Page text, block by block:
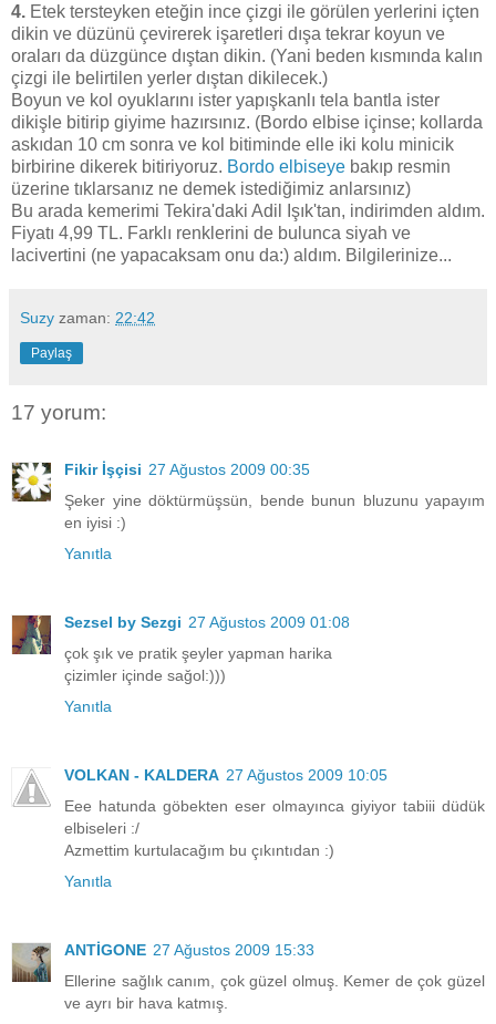
4. Etek tersteyken eteğin ince çizgi ile görülen yerlerini içten
dikin ve düzünü çevirerek işaretleri dışa tekrar koyun ve
oraları da düzgünce dıştan dikin. (Yani beden kısmında kalın
çizgi ile belirtilen yerler dıştan dikilecek.)
Boyun ve kol oyuklarını ister yapışkanlı tela bantla ister
dikişle bitirip giyime hazırsınız. (Bordo elbise içinse; kollarda
askıdan 10 cm sonra ve kol bitiminde elle iki kolu minicik
birbirine dikerek bitiriyoruz. Bordo elbiseye bakıp resmin
üzerine tıklarsanız ne demek istediğimiz anlarsınız)
Bu arada kemerimi Tekira'daki Adil Işık'tan, indirimden aldım.
Fiyatı 4,99 TL. Farklı renklerini de bulunca siyah ve
lacivertini (ne yapacaksam onu da:) aldım. Bilgilerinize...
Suzy zaman: 22:42
Paylaş
17 yorum:
Fikir İşçisi 27 Ağustos 2009 00:35
Şeker yine döktürmüşsün, bende bunun bluzunu yapayım
en iyisi :)
Yanıtla
Sezsel by Sezgi 27 Ağustos 2009 01:08
çok şık ve pratik şeyler yapman harika
çizimler içinde sağol:)))
Yanıtla
VOLKAN - KALDERA 27 Ağustos 2009 10:05
Eee hatunda göbekten eser olmayınca giyiyor tabiii düdük
elbiseleri :/
Azmettim kurtulacağım bu çıkıntıdan :)
Yanıtla
ANTİGONE 27 Ağustos 2009 15:33
Ellerine sağlık canım, çok güzel olmuş. Kemer de çok güzel
ve ayrı bir hava katmış.